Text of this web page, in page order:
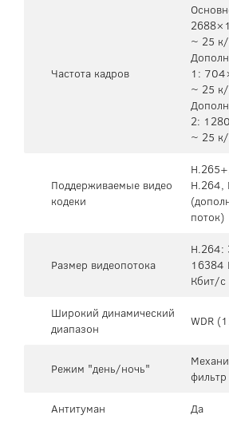
Частота кадров
~ 25
1:
~ 25
2:
~ 25
Поддерживаемые видео
кодеки
H.264,
поток)
Размер видеопотока
H.264:
16384
Кбит/
Широкий динамический
диапазон
WDR
Режим "день/ночь"
фильтр
Антитуман
Да